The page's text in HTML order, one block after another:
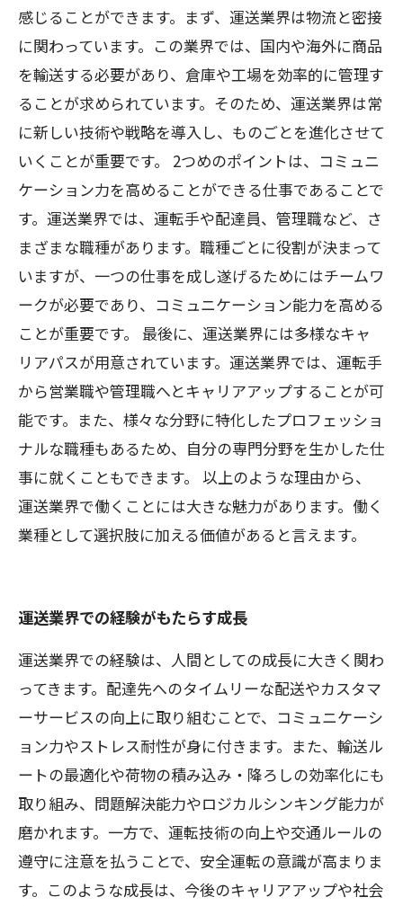
感じることができます。まず、運送業界は物流と密接
に関わっています。この業界では、国内や海外に商品
を輸送する必要があり、倉庫や工場を効率的に管理す
ることが求められています。そのため、運送業界は常
に新しい技術や戦略を導入し、ものごとを進化させて
いくことが重要です。 2つめのポイントは、コミュニ
ケーション力を高めることができる仕事であることで
す。運送業界では、運転手や配達員、管理職など、さ
まざまな職種があります。職種ごとに役割が決まって
いますが、一つの仕事を成し遂げるためにはチームワ
ークが必要であり、コミュニケーション能力を高める
ことが重要です。 最後に、運送業界には多様なキャ
リアパスが用意されています。運送業界では、運転手
から営業職や管理職へとキャリアアップすることが可
能です。また、様々な分野に特化したプロフェッショ
ナルな職種もあるため、自分の専門分野を生かした仕
事に就くこともできます。 以上のような理由から、
運送業界で働くことには大きな魅力があります。働く
業種として選択肢に加える価値があると言えます。
運送業界での経験がもたらす成長
運送業界での経験は、人間としての成長に大きく関わ
ってきます。配達先へのタイムリーな配送やカスタマ
ーサービスの向上に取り組むことで、コミュニケーシ
ョン力やストレス耐性が身に付きます。また、輸送ル
ートの最適化や荷物の積み込み・降ろしの効率化にも
取り組み、問題解決能力やロジカルシンキング能力が
磨かれます。一方で、運転技術の向上や交通ルールの
遵守に注意を払うことで、安全運転の意識が高まりま
す。このような成長は、今後のキャリアアップや社会